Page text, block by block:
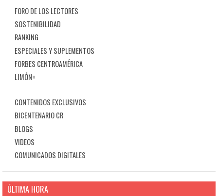
FORO DE LOS LECTORES
SOSTENIBILIDAD
RANKING
ESPECIALES Y SUPLEMENTOS
FORBES CENTROAMÉRICA
LIMÓN+
CONTENIDOS EXCLUSIVOS
BICENTENARIO CR
BLOGS
VIDEOS
COMUNICADOS DIGITALES
ÚLTIMA HORA